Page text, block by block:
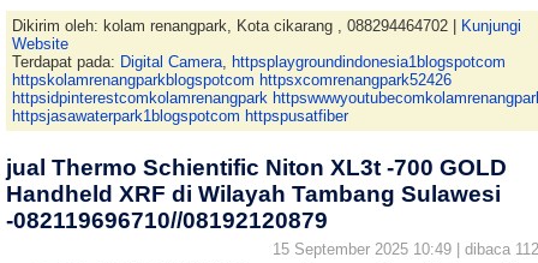
Dikirim oleh: kolam renangpark, Kota cikarang , 088294464702 |
Kunjungi
Website
Terdapat pada: Digital Camera, httpsplaygroundindonesia1blogspotcom
httpskolamrenangparkblogspotcom httpsxcomrenangpark52426
httpsidpinterestcomkolamrenangpark
httpsjasawaterpark1blogspotcom httpspusatfiber
jual Thermo Schientific Niton XL3t -700 GOLD
Handheld XRF di Wilayah Tambang Sulawesi
-082119696710//08192120879
15 September 2025 10:49 | dibaca